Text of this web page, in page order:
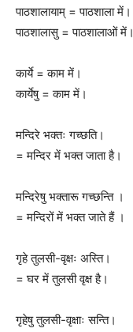
पाठशालायाम् = पाठशाला में।
पाठशालासु = पाठशालाओं में।
कार्ये = काम में।
कार्येषु = काम में।
मन्दिरे भक्तः गच्छति।
= मन्दिर में भक्त जाता है।
मन्दिरेषु भक्तारू गच्छन्ति ।
= मन्दिरों में भक्त जाते हैं ।
गृहे तुलसी-वृक्षः अस्ति।
= घर में तुलसी वृक्ष है।
गृहेषु तुलसी-वृक्षाः सन्ति।